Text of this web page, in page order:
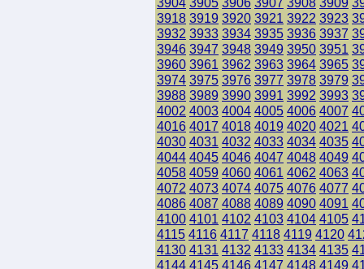
3918 3919 3920 3921 3922 3923
3932 3933 3934 3935 3936 3937
3946 3947 3948 3949 3950 3951
3960 3961 3962 3963 3964 3965
3974 3975 3976 3977 3978 3979
3988 3989 3990 3991 3992 3993
4002 4003 4004 4005 4006 4007
4016 4017 4018 4019 4020 4021
4030 4031 4032 4033 4034 4035
4044 4045 4046 4047 4048 4049
4058 4059 4060 4061 4062 4063
4072 4073 4074 4075 4076 4077
4086 4087 4088 4089 4090 4091
4100 4101 4102 4103 4104 4105
4115 4116 4117 4118 4119 4120
4130 4131 4132 4133 4134 4135
4144 4145 4146 4147 4148 4149